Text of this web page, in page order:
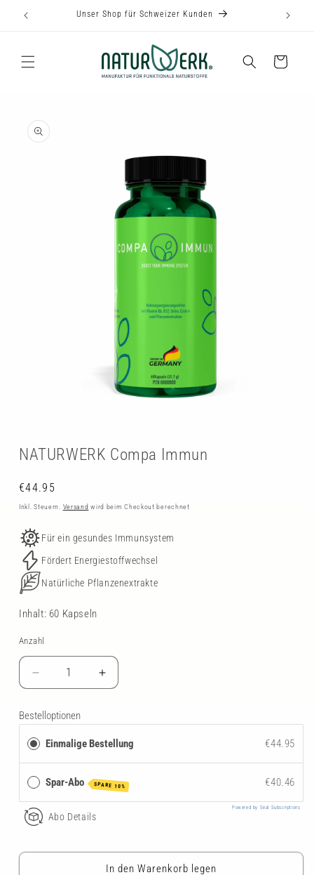
zum
Unser Shop für Schweizer Kunden
Warenkorb
öffnen
NATURWERK Compa Immun
Normaler
Preis
€44.95
Inkl. Steuern. Versand wird beim Checkout berechnet
Für ein gesundes Immunsystem
Fördert Energiestoffwechsel
Natürliche Pflanzenextrakte
Inhalt: 60 Kapseln
Anzahl
Anzahl
Verringere
die
Menge
für
NATURWERK
Compa
Immun
Erhöhe
die
für
NATURWERK
Compa
Immun
Bestelloptionen
Einmalige Bestellung €44.95
Spar-Abo SPARE 10% €40.46
Powered by Seal Subscriptions
Abo Details
In den Warenkorb legen